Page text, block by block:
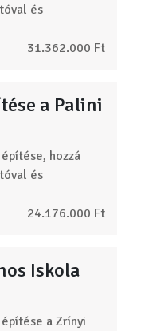
és
31.362.000 Ft
a Palini
hozzá
és
24.176.000 Ft
Iskola
a Zrínyi